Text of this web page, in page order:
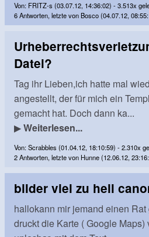
Von: FRITZ-s (03.07.12, 14:36:02) - 3.513x
6 Antworten, letzte von Bosco (04.07.12,
Datei?
Tag ihr Lieben,ich hatte mal
angestellt, der für mich ein
gemacht hat. Doch dann ka...
▶Weiterlesen...
Von: Scrabbles (01.04.12, 18:10:59) - 2.310x
2 Antworten, letzte von Hunne (12.06.12,
bilder viel zu hell
hallokann mir jemand einen
druckt die Karte ( Google